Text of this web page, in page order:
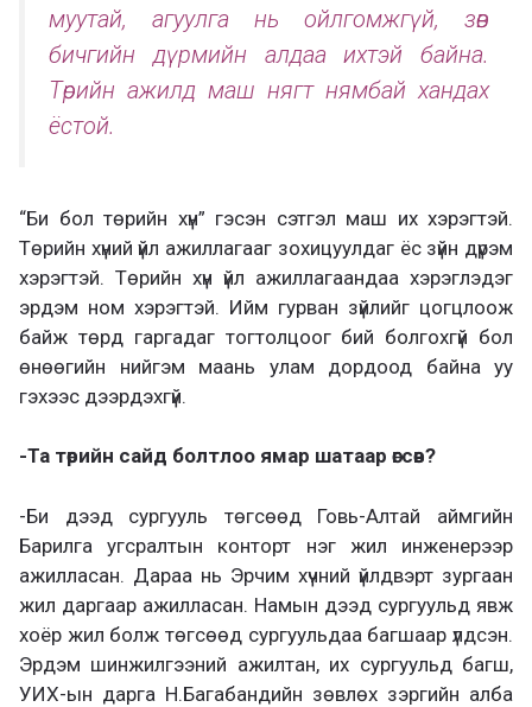
муутай, агуулга нь ойлгомжгүй, зөв
бичгийн дүрмийн алдаа ихтэй байна.
Төрийн ажилд маш нягт нямбай хандах
ёстой.
“Би бол төрийн хүн” гэсэн сэтгэл маш их хэрэгтэй.
Төрийн хүний үйл ажиллагааг зохицуулдаг ёс зүйн дүрэм
хэрэгтэй. Төрийн хүн үйл ажиллагаандаа хэрэглэдэг
эрдэм ном хэрэгтэй. Ийм гурван зүйлийг цогцлоож
байж төрд гаргадаг тогтолцоог бий болгохгүй бол
өнөөгийн нийгэм маань улам дордоод байна уу
гэхээс дээрдэхгүй.
-Та төрийн сайд болтлоо ямар шатаар өгсөв?
-Би дээд сургууль төгсөөд Говь-Алтай аймгийн
Барилга угсралтын конторт нэг жил инженерээр
ажилласан. Дараа нь Эрчим хүчний үйлдвэрт зургаан
жил даргаар ажилласан. Намын дээд сургуульд явж
хоёр жил болж төгсөөд сургуульдаа багшаар үлдсэн.
Эрдэм шинжилгээний ажилтан, их сургуульд багш,
УИХ-ын дарга Н.Багабандийн зөвлөх зэргийн алба